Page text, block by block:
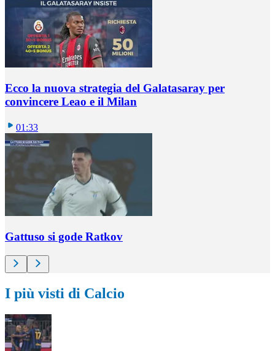
Ecco la nuova strategia del Galatasaray per
convincere Leao e il Milan
01:33
Gattuso si gode Ratkov
I più visti di Calcio